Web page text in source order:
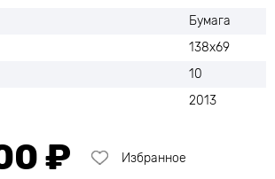
Бумага
138х69
10
2013
₽ Избранное